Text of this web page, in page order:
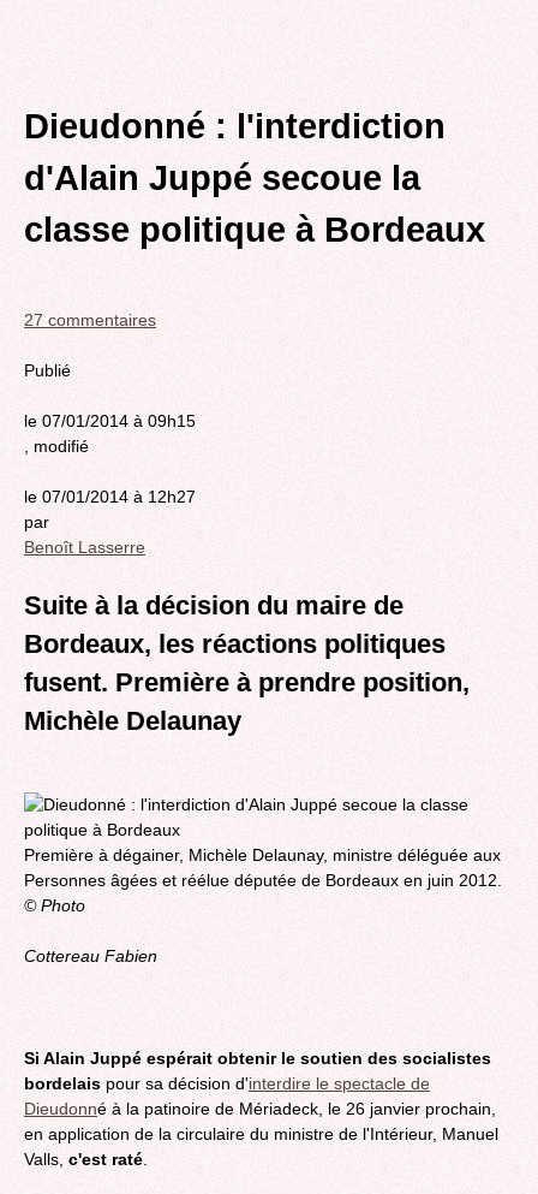
Dieudonné : l'interdiction
d'Alain Juppé secoue la
classe politique à Bordeaux
27 commentaires
Publié
le 07/01/2014 à 09h15
, modifié
le 07/01/2014 à 12h27
par
Benoît Lasserre
Suite à la décision du maire de
Bordeaux, les réactions politiques
fusent. Première à prendre position,
Michèle Delaunay
Première à dégainer, Michèle Delaunay, ministre déléguée aux
Personnes âgées et réélue députée de Bordeaux en juin 2012.
© Photo
Cottereau Fabien
Si Alain Juppé espérait obtenir le soutien des socialistes
bordelais pour sa décision d'interdire le spectacle de
Dieudonné à la patinoire de Mériadeck, le 26 janvier prochain,
en application de la circulaire du ministre de l'Intérieur, Manuel
Valls, c'est raté.